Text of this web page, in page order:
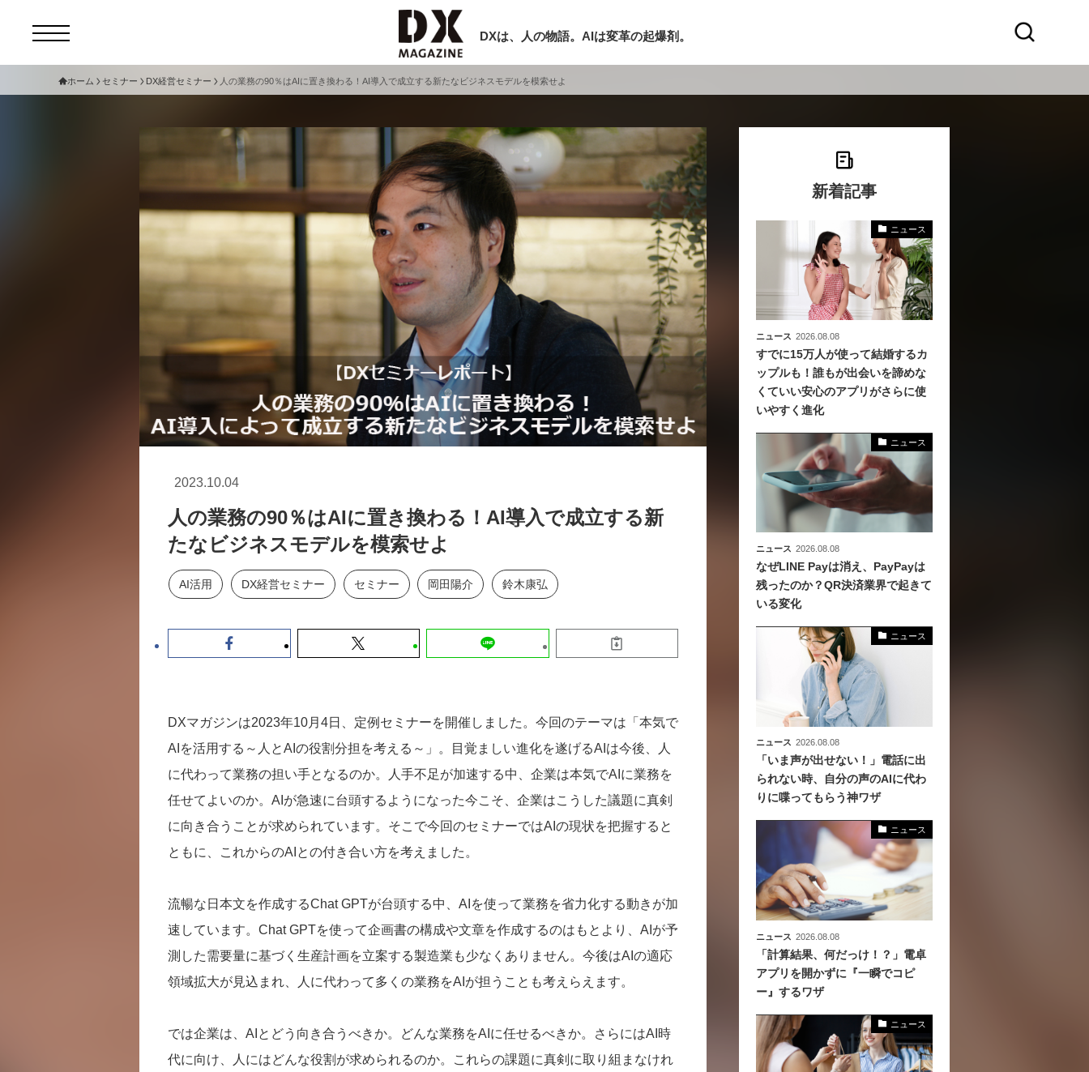
DXは、人の物語。AIは変革の起爆剤。
セミナー ニュース
サービスメニュー 日本オムニチャネル協会
トップページ
特集
動画
サイトマップ
個人情報保護法について
採用情報
現在開催予定のセミナー
セミナー
【8/12開催】「イノベーションを数値化
する」～投資される事業の基準と、終活
DX「SouSou」に学ぶ資金調達・巻き込
セミナー
【9/30開催】AIで何でもできる時代に、
なぜ「DX人財」というキャリアが求めら
ホーム セミナー DX経営セミナー 人の業務の90％はAIに置き換わる！AI導入で成立する新たなビジネスモデルを模索せよ
2023.10.04
人の業務の90％はAIに置き換わる！AI導入で成立する新
たなビジネスモデルを模索せよ
AI活用 DX経営セミナー セミナー 岡田陽介 鈴木康弘
DXマガジンは2023年10月4日、定例セミナーを開催しました。今回のテーマは「本気で
AIを活用する～人とAIの役割分担を考える～」。目覚ましい進化を遂げるAIは今後、人
に代わって業務の担い手となるのか。人手不足が加速する中、企業は本気でAIに業務を
任せてよいのか。AIが急速に台頭するようになった今こそ、企業はこうした議題に真剣
に向き合うことが求められています。そこで今回のセミナーではAIの現状を把握すると
ともに、これからのAIとの付き合い方を考えました。
流暢な日本文を作成するChat GPTが台頭する中、AIを使って業務を省力化する動きが加
速しています。Chat GPTを使って企画書の構成や文章を作成するのはもとより、AIが予
測した需要量に基づく生産計画を立案する製造業も少なくありません。今後はAIの適応
領域拡大が見込まれ、人に代わって多くの業務をAIが担うことも考えらえます。
では企業は、AIとどう向き合うべきか。どんな業務をAIに任せるべきか。さらにはAI時
代に向け、人にはどんな役割が求められるのか。これらの課題に真剣に取り組まなけれ
新着記事
ニュース
ニュース 2026.08.08
すでに15万人が使って結婚するカ
ップルも！誰もが出会いを諦めな
くていい安心のアプリがさらに使
いやすく進化
ニュース
ニュース 2026.08.08
なぜLINE Payは消え、PayPayは
残ったのか？QR決済業界で起きて
いる変化
ニュース
ニュース 2026.08.08
「いま声が出せない！」電話に出
られない時、自分の声のAIに代わ
りに喋ってもらう神ワザ
ニュース
ニュース 2026.08.08
「計算結果、何だっけ！？」電卓
アプリを開かずに『一瞬でコピ
ー』するワザ
ニュース